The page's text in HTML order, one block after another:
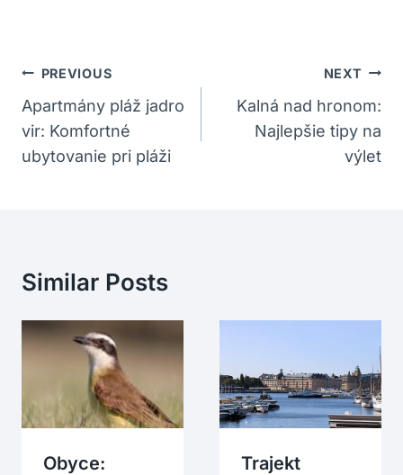
Navigácia
V
Článku
PREVIOUS
Apartmány pláž jadro
vir: Komfortné
ubytovanie pri pláži
NEXT
Kalná nad hronom:
Najlepšie tipy na
výlet
Similar Posts
Obyce:
Trajekt